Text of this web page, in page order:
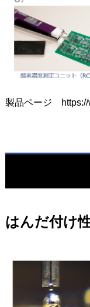
製品ページ
はんだ付け